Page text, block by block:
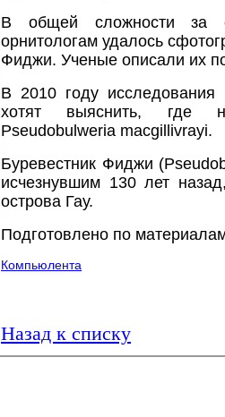
В общей сложности за
орнитологам удалось
Фиджи. Ученые описали их
В 2010 году исследования
хотят выяснить, где
Pseudobulweria macgillivrayi.
Буревестник Фиджи
исчезнувшим 130 лет
острова Гау.
Подготовлено по
Компьюлента
Назад к списку